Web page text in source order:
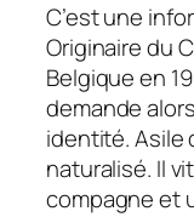
C’est une
Originaire du
Belgique en
demande
identité. Asile
naturalisé. Il
compagne et